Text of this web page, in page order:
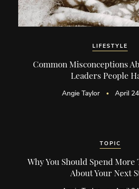
LIFESTYLE
Common Misconceptions
Leaders People
Angie Taylor April
TOPIC
Why You Should Spend
About Your Next